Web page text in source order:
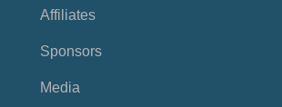
Affiliates
Sponsors
Media